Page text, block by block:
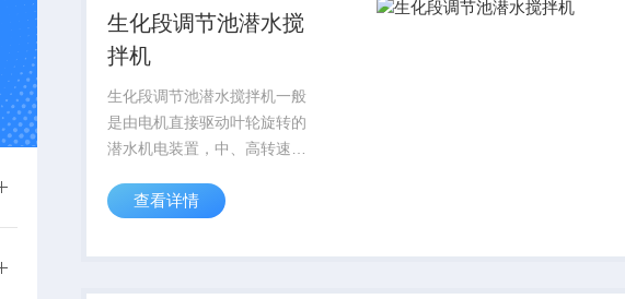
生化段调节池潜水搅
拌机
生化段调节池潜水搅拌机一般
是由电机直接驱动叶轮旋转的
潜水机电装置，中、高转速，
用于污水处理厂的厌氧池、缺
池；推流器是由电机直联减速
查看详情